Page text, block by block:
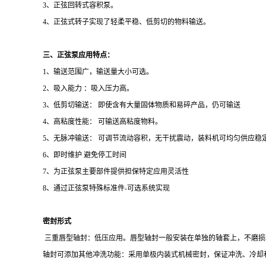
3、正弦回转式容积泵。
4、正弦式转子实现了轻柔平稳、低剪切的物料输送。
三、正弦泵应用特点：
1、输送范围广，输送量大小可选。
2、吸入能力 ：吸入压力高。
3、低剪切输送： 即使含有大量固体物质和易碎产品，仍可输送
4、高粘度性能： 可输送高粘度物料。
5、无脉冲输送： 可调节流动容积，无干扰震动，装料机可均匀供应稳
6、即时维护 避免停工时间
7、为正弦泵主要部件提供担保特定应用灵活性
8、通过正弦泵特殊标准件-可选系统实现
密封形式
三重唇型轴封：低压应用。唇型轴封一般安装在单独的轴套上，不磨损
轴封可添加其他冲洗功能：采用单极内装式机械密封，保证冲洗、冷却